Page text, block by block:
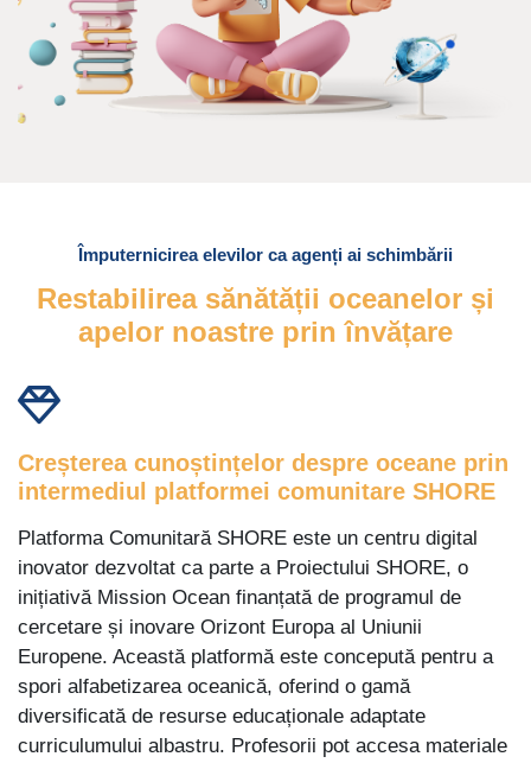
Împuternicirea elevilor ca agenți ai schimbării
Restabilirea sănătății oceanelor și
apelor noastre prin învățare
Creșterea cunoștințelor despre oceane prin
intermediul platformei comunitare SHORE
Platforma Comunitară SHORE este un centru digital
inovator dezvoltat ca parte a Proiectului SHORE, o
inițiativă Mission Ocean finanțată de programul de
cercetare și inovare Orizont Europa al Uniunii
Europene. Această platformă este concepută pentru a
spori alfabetizarea oceanică, oferind o gamă
diversificată de resurse educaționale adaptate
curriculumului albastru. Profesorii pot accesa materiale